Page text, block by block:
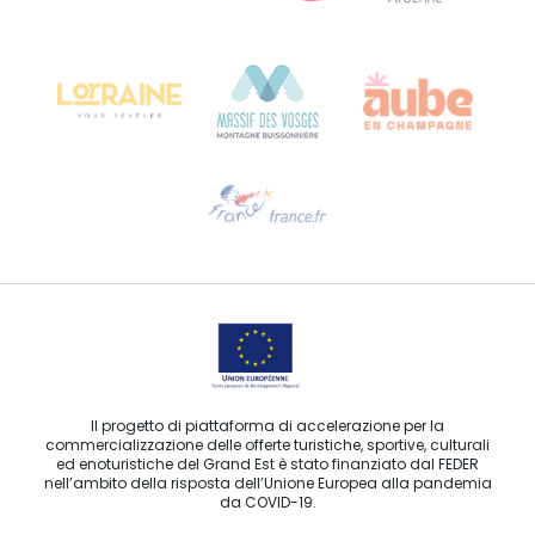
Contattaci per e-mail
Il progetto di piattaforma di accelerazione per la
commercializzazione delle offerte turistiche, sportive, culturali
ed enoturistiche del Grand Est è stato finanziato dal FEDER
nell’ambito della risposta dell’Unione Europea alla pandemia
da COVID-19.